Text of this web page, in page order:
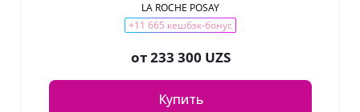
LA ROCHE POSAY
+11 665 кешбэк-бонус
от233 300 UZS
Купить